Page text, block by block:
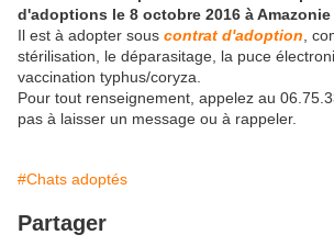
d'adoptions le 8 octobre 2016 à Amazonie
Il est à adopter sous contrat d'adoption ,
stérilisation, le déparasitage, la puce
vaccination typhus/coryza.
Pour tout renseignement, appelez au
pas à laisser un message ou à rappeler.
#Chats adoptés
Partager